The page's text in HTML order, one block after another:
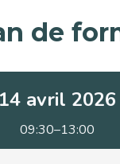
de
14 avril 2026
09:30–13:00